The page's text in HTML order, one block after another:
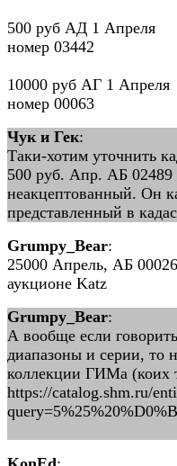
500 руб АД 1 Апреля
номер 03442
10000 руб АГ 1 Апреля
номер 00063
Чук и Гек:
Таки-хотим уточнить
500 руб. Апр. АБ
неакцептованный. Он
представленный в
Grumpy_Bear:
25000 Апрель, АБ
аукционе Katz
Grumpy_Bear:
А вообще если
диапазоны и серии, то
коллекции ГИМа (коих
https://catalog.shm.ru/